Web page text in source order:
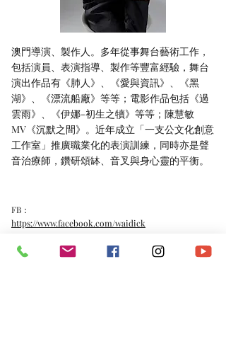
澳門導演、製作人。多年從事舞台藝術工作，
包括演員、表演指導、製作等豐富經驗，舞台
演出作品有《肺人》、《愛與資訊》、《黑
湖》、《漂流船廠》等等；電影作品包括《過
雲雨》、《伊娜-初生之犢》等等；陳慧敏
MV《沉默之間》。近年成立「一支公文化創意
工作室」推廣職業化的表演訓練，同時亦是聲
音治療師，鑽研頌缽、音叉與身心靈的平衡。
FB：
https://www.facebook.com/waidick
https://www.instagram.com/waidick/